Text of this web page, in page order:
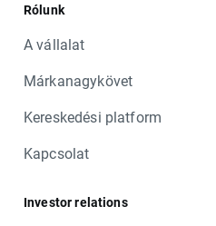
Rólunk
A vállalat
Márkanagykövet
Kereskedési platform
Kapcsolat
Investor relations